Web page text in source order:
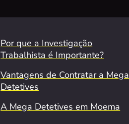
Por que a Investigação
Trabalhista é Importante?
Vantagens de Contratar a Mega
Detetives
A Mega Detetives em Moema